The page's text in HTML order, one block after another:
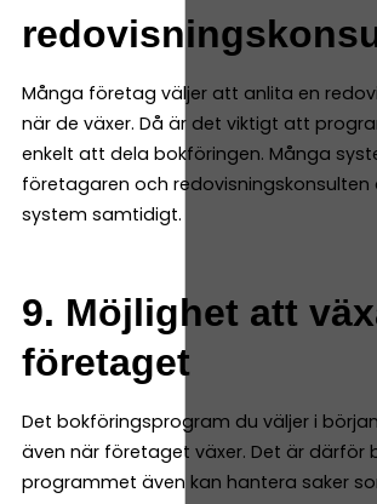
Många företag väljer att anlita en
när de växer. Då är det viktigt att
enkelt att dela bokföringen. Många
företagaren och
system samtidigt.
9. Möjlighet att
företaget
Det bokföringsprogram du väljer i
även när företaget växer. Det är därför
programmet även kan hantera saker